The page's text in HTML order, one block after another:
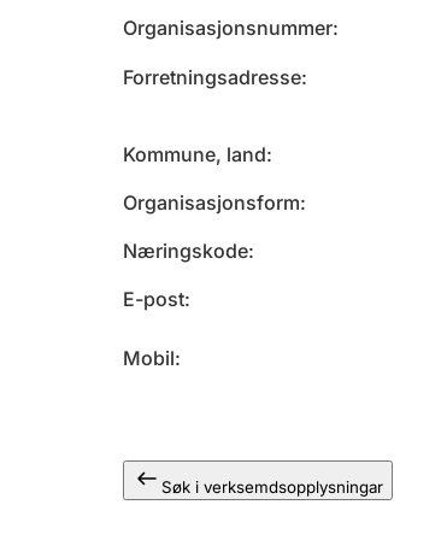
Organisasjonsnummer
Forretningsadresse
Kommune, land
Organisasjonsform
Næringskode
E-post
Mobil
Søk i verksemdsopplysningar